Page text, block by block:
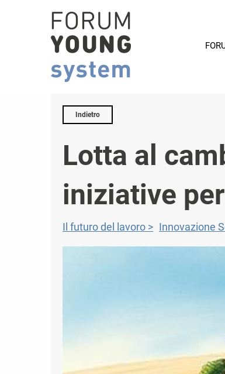
Indietro
Lotta al
iniziative
Il futuro del lavoro Innovazione